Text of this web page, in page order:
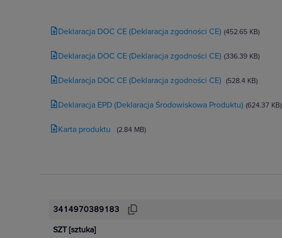
Deklaracja DOC CE (Deklaracja zgodności CE) (452.65 KB)
Deklaracja DOC CE (Deklaracja zgodności CE) (336.39 KB)
Deklaracja DOC CE (Deklaracja zgodności CE) (528.4 KB)
Deklaracja EPD (Deklaracja Środowiskowa Produktu) (624.37 KB)
Karta produktu (2.84 MB)
3414970389183
SZT [sztuka]